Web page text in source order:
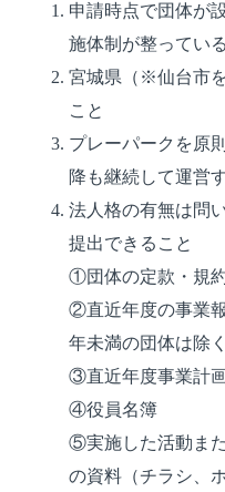
申請時点で団体が
施体制が整ってい
宮城県（※仙台市
こと
プレーパークを原
降も継続して運営
法人格の有無は問
提出できること
①団体の定款・規
②直近年度の事業
年未満の団体は除く
③直近年度事業計
④役員名簿
⑤実施した活動ま
の資料（チラシ、